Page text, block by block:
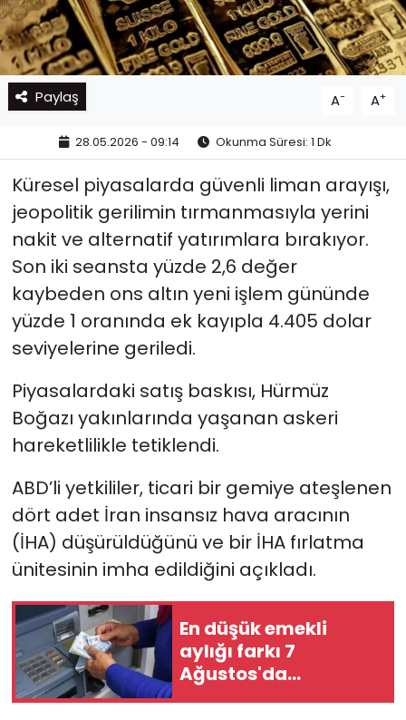
Paylaş A- A+
28.05.2026 - 09:14 Okunma Süresi: 1 Dk
Küresel piyasalarda güvenli liman arayışı,
jeopolitik gerilimin tırmanmasıyla yerini
nakit ve alternatif yatırımlara bırakıyor.
Son iki seansta yüzde 2,6 değer
kaybeden ons altın yeni işlem gününde
yüzde 1 oranında ek kayıpla 4.405 dolar
seviyelerine geriledi.
Piyasalardaki satış baskısı, Hürmüz
Boğazı yakınlarında yaşanan askeri
hareketlilikle tetiklendi.
ABD’li yetkililer, ticari bir gemiye ateşlenen
dört adet İran insansız hava aracının
(İHA) düşürüldüğünü ve bir İHA fırlatma
ünitesinin imha edildiğini açıkladı.
En düşük emekli
aylığı farkı 7
Ağustos'da
hesaplara